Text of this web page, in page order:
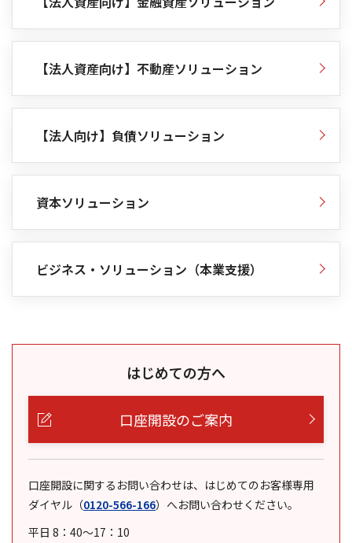
【法人資産向け】不動産ソリューション
【法人向け】負債ソリューション
資本ソリューション
ビジネス・ソリューション（本業支援）
はじめての方へ
口座開設のご案内
口座開設に関するお問い合わせは、はじめてのお客様専用
ダイヤル （0120-566-166） へお問い合わせください。
平日 8：40～17：10